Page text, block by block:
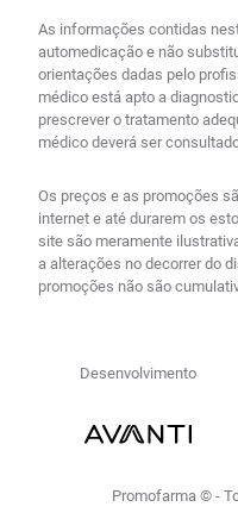
As informações contidas
automedicação e não
orientações dadas pelo
médico está apto a
prescrever o tratamento
médico deverá ser
Os preços e as promoções
internet e até durarem os
site são meramente
a alterações no decorrer do
promoções não são
Desenvolvimento
Promofarma © -